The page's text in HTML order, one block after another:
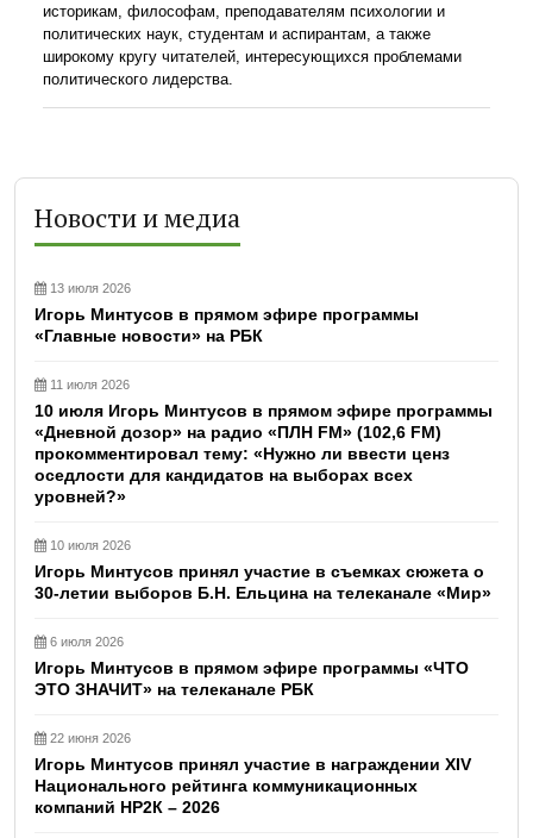
историкам, философам, преподавателям психологии и
политических наук, студентам и аспирантам, а также
широкому кругу читателей, интересующихся проблемами
политического лидерства.
Новости и медиа
13 июля 2026
Игорь Минтусов в прямом эфире программы
«Главные новости» на РБК
11 июля 2026
10 июля Игорь Минтусов в прямом эфире программы
«Дневной дозор» на радио «ПЛН FM» (102,6 FM)
прокомментировал тему: «Нужно ли ввести ценз
оседлости для кандидатов на выборах всех
уровней?»
10 июля 2026
Игорь Минтусов принял участие в съемках сюжета о
30-летии выборов Б.Н. Ельцина на телеканале «Мир»
6 июля 2026
Игорь Минтусов в прямом эфире программы «ЧТО
ЭТО ЗНАЧИТ» на телеканале РБК
22 июня 2026
Игорь Минтусов принял участие в награждении XIV
Национального рейтинга коммуникационных
компаний НР2К – 2026